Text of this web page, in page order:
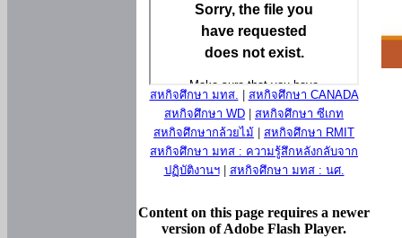
สหกิจศึกษา มทส.
สหกิจศึกษา CANADA
สหกิจศึกษา WD
สหกิจศึกษา ซีเกท
สหกิจศึกษากล้วยไม้
สหกิจศึกษา RMIT
สหกิจศึกษา มทส : ความรู้สึกหลังกลับจาก
ปฏิบัติงานฯ| สหกิจศึกษา มทส : นศ.
Content on this page requires a newer
version of Adobe Flash Player.